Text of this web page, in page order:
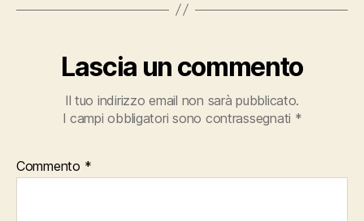
Lascia un commento
Il tuo indirizzo email non sarà pubblicato.
I campi obbligatori sono contrassegnati *
Commento *